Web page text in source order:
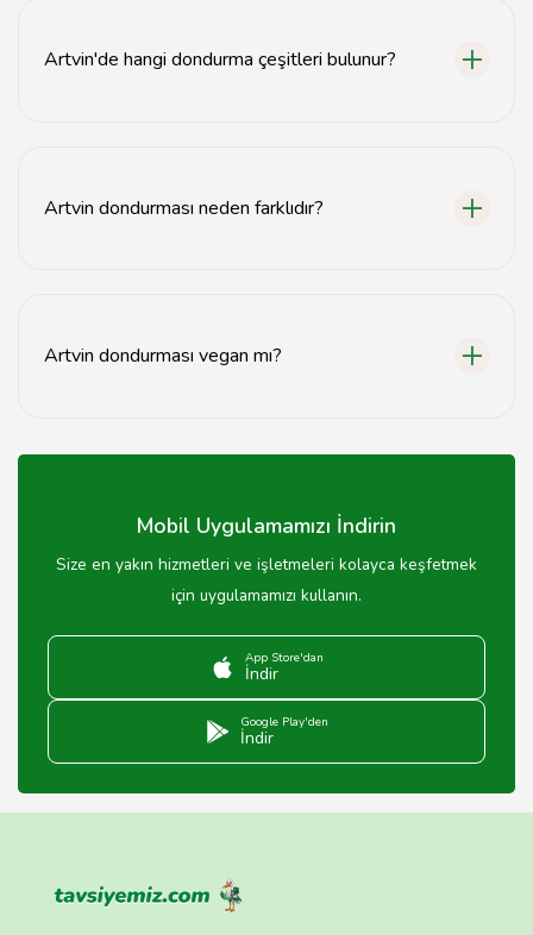
Artvin'de hangi dondurma çeşitleri bulunur?
Artvin dondurması neden farklıdır?
Artvin dondurması vegan mı?
sunarak süt ve hayvansal ürün içermeyen dondurmalar
Mobil Uygulamamızı İndirin
Size en yakın hizmetleri ve işletmeleri kolayca keşfetmek
için uygulamamızı kullanın.
App Store'dan
İndir
Google Play'den
İndir